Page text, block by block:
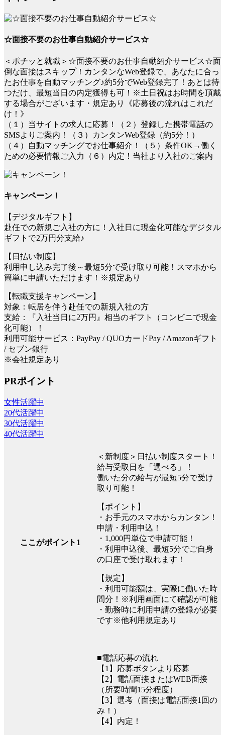
☆面接不要のお仕事自動紹介サービス☆
＜ポチッと就職＞☆面接不要のお仕事自動紹介サービス☆面
倒な面接はスキップ！カンタンなWeb登録で、あなたに合っ
たお仕事を自動マッチング♪約5分でWeb登録完了！あとは待
つだけ、最短当日の内定獲得も可！※土日祝はお時間を頂戴
する場合がございます・規定あり《応募後の流れはこれだ
け！》
（１）当サイトの求人に応募！（２）登録した携帯電話の
SMSよりご案内！（３）カンタンWeb登録（約5分！）
（４）自動マッチングでお仕事紹介！（５）条件OK→働く
ための必要情報ご入力（６）内定！当社より入社のご案内
キャンペーン！
【デジタルギフト】
赴任での新規ご入社の方に！入社日に現金化可能なデジタル
ギフトで2万円分支給♪
【日払い制度】
利用申し込み完了後～最短5分で受け取り可能！スマホから
簡単に申請いただけます！※規定あり
【転職支援キャンペーン】
対象：転居を伴う赴任での新規入社の方
支給：『入社当日に2万円』相当のギフト（コンビニで現金
化可能）！
利用可能サービス：PayPay / QUOカードPay / Amazonギフト
/ セブン銀行
※会社規定あり
PRポイント
女性活躍中
20代活躍中
30代活躍中
40代活躍中
ここがポイント1
＜新制度＞日払い制度スタート！
給与受取日を「選べる」！
働いた分の給与が最短5分で受け
取り可能！
【ポイント】
・お手元のスマホからカンタン！
申請・利用申込！
・1,000円単位で申請可能！
・利用申込後、最短5分でご自身
の口座で受け取れます！
【規定】
・利用可能額は、実際に働いた時
間分！※利用画面にて確認が可能
・勤務時に利用申請の登録が必要
です※他利用規定あり
■電話応募の流れ
【1】応募ボタンより応募
【2】電話面接またはWEB面接
（所要時間15分程度）
【3】選考（面接は電話面接1回の
み！）
【4】内定！